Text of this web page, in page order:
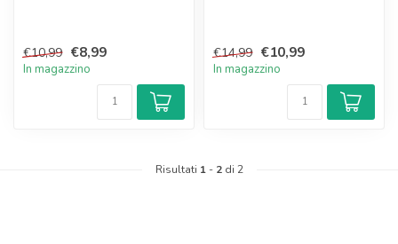
€10,99 €8,99
In magazzino
€14,99 €10,99
In magazzino
Risultati 1- 2di 2